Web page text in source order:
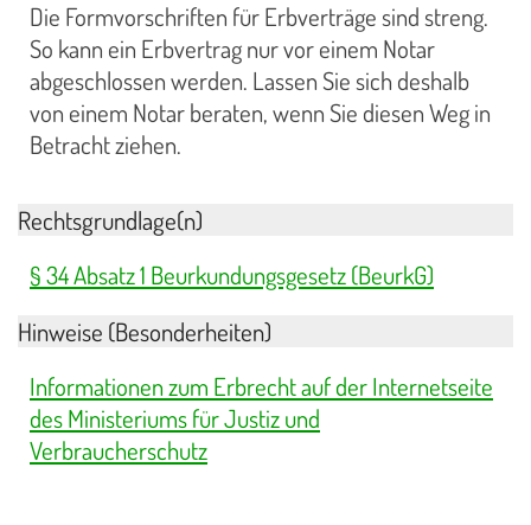
Die Formvorschriften für Erbverträge sind streng.
So kann ein Erbvertrag nur vor einem Notar
abgeschlossen werden. Lassen Sie sich deshalb
von einem Notar beraten, wenn Sie diesen Weg in
Betracht ziehen.
Rechtsgrundlage(n)
§ 34 Absatz 1 Beurkundungsgesetz (BeurkG)
Hinweise (Besonderheiten)
Informationen zum Erbrecht auf der Internetseite
des Ministeriums für Justiz und
Verbraucherschutz